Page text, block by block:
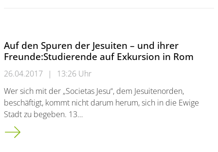
Auf den Spuren der Jesuiten – und ihrer
Freunde:Studierende auf Exkursion in Rom
26.04.2017 |
13:26 Uhr
Wer sich mit der „Societas Jesu“, dem Jesuitenorden,
beschäftigt, kommt nicht darum herum, sich in die Ewige
Stadt zu begeben. 13…
Auf den Spuren der Jesuiten – und ihrer Freunde:<br /